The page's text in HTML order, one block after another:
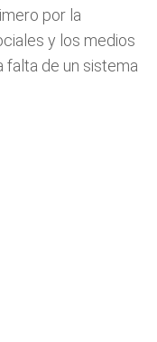
por la
y los medios
falta de un sistema